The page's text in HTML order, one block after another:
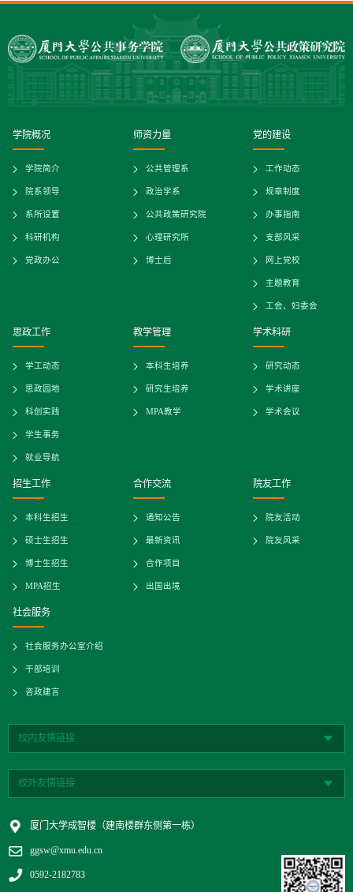
学院概况
学院简介
院系领导
系所设置
科研机构
党政办公
师资力量
公共管理系
政治学系
公共政策研究院
心理研究所
博士后
党的建设
工作动态
规章制度
办事指南
支部风采
网上党校
主题教育
工会、妇委会
思政工作
学工动态
思政园地
科创实践
学生事务
就业导航
教学管理
本科生培养
研究生培养
MPA教学
学术科研
研究动态
学术讲座
学术会议
招生工作
本科生招生
硕士生招生
博士生招生
MPA招生
合作交流
通知公告
最新资讯
合作项目
出国出境
院友工作
院友活动
院友风采
社会服务
社会服务办公室介绍
干部培训
咨政建言
校内友情链接
校外友情链接
厦门大学成智楼（建南楼群东侧第一栋）
ggsw@xmu.edu.cn
0592-2182783